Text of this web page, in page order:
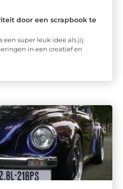
door een scrapbook te
een super leuk idee als jij
in een creatief en